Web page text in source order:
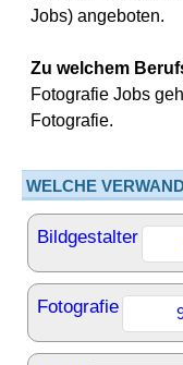
Jobs) angeboten.
Zu welchem
Fotografie Jobs
Fotografie.
WELCHE
Bildgestalter
Fotografie